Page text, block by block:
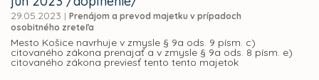
29.05.2023 | Prenájom a prevod majetku v prípadoch
osobitného zreteľa
Mesto Košice navrhuje v zmysle § 9a ods. 9 písm. c)
citovaného zákona prenajať a v zmysle § 9a ods. 8 písm. e)
citovaného zákona previesť tento tento majetok